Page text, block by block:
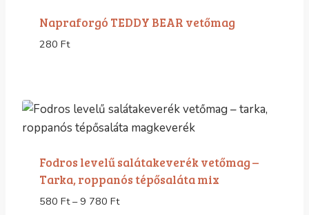
Napraforgó TEDDY BEAR vetőmag
280 Ft
Fodros levelű salátakeverék vetőmag –
Tarka, roppanós tépősaláta mix
580 Ft – 9 780 FtÁrtartomány: